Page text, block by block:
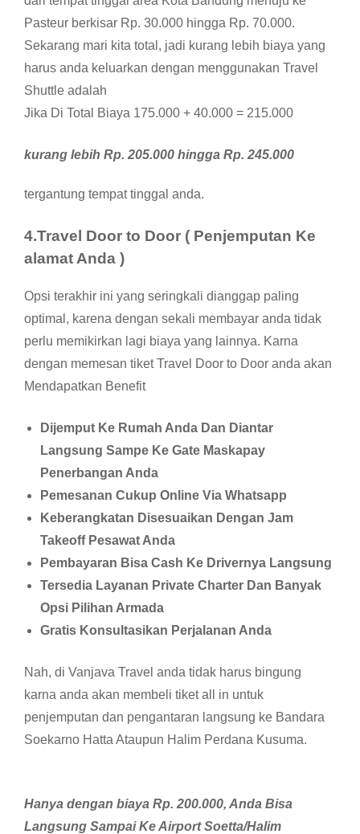
Pasteur berkisar Rp. 30.000 hingga Rp. 70.000.
Sekarang mari kita total, jadi kurang lebih biaya yang
harus anda keluarkan dengan menggunakan Travel
Shuttle adalah
Jika Di Total Biaya 175.000 + 40.000 = 215.000
kurang lebih Rp. 205.000 hingga Rp. 245.000
tergantung tempat tinggal anda.
4.Travel Door to Door ( Penjemputan Ke
alamat Anda )
Opsi terakhir ini yang seringkali dianggap paling
optimal, karena dengan sekali membayar anda tidak
perlu memikirkan lagi biaya yang lainnya. Karna
dengan memesan tiket Travel Door to Door anda akan
Mendapatkan Benefit
Dijemput Ke Rumah Anda Dan Diantar
Langsung Sampe Ke Gate Maskapay
Penerbangan Anda
Pemesanan Cukup Online Via Whatsapp
Keberangkatan Disesuaikan Dengan Jam
Takeoff Pesawat Anda
Pembayaran Bisa Cash Ke Drivernya Langsung
Tersedia Layanan Private Charter Dan Banyak
Opsi Pilihan Armada
Gratis Konsultasikan Perjalanan Anda
Nah, di Vanjava Travel anda tidak harus bingung
karna anda akan membeli tiket all in untuk
penjemputan dan pengantaran langsung ke Bandara
Soekarno Hatta Ataupun Halim Perdana Kusuma.
Hanya dengan biaya Rp. 200.000, Anda Bisa
Langsung Sampai Ke Airport Soetta/Halim